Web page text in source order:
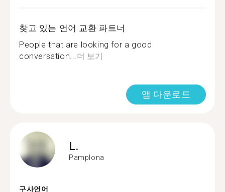
찾고 있는 언어 교환 파트너
People that are looking for a good
conversation...더 보기
앱 다운로드
L.
Pamplona
구사언어